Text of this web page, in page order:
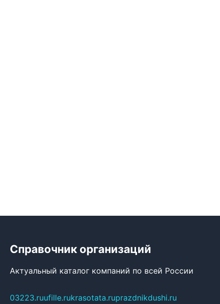
Справочник организаций
Актуальный каталог компаний по всей России
03223.ruufille.rukrasotata.ruprazdnikdushi.ru